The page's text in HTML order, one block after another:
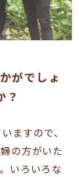
がでしょ
？
ますので、
の方がいた
いろいろな